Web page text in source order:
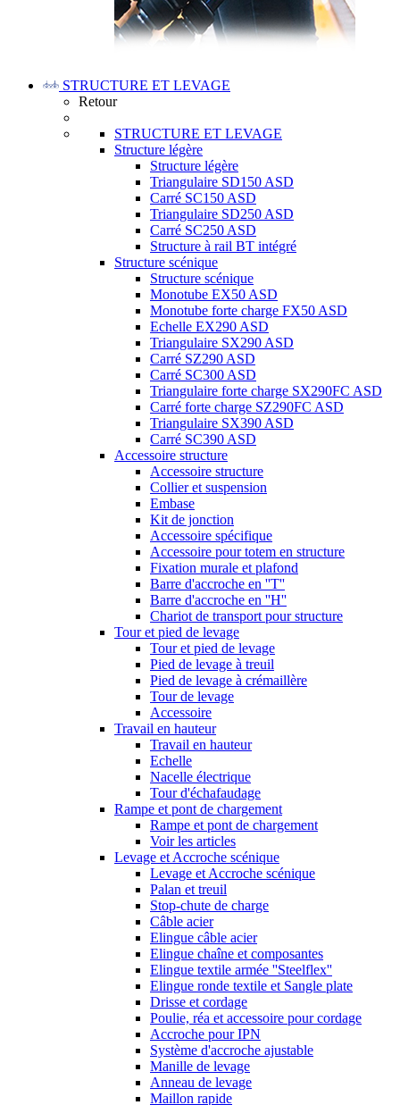
STRUCTURE ET LEVAGE
Retour
STRUCTURE ET LEVAGE
Structure légère
Structure légère
Triangulaire SD150 ASD
Carré SC150 ASD
Triangulaire SD250 ASD
Carré SC250 ASD
Structure à rail BT intégré
Structure scénique
Structure scénique
Monotube EX50 ASD
Monotube forte charge FX50 ASD
Echelle EX290 ASD
Triangulaire SX290 ASD
Carré SZ290 ASD
Carré SC300 ASD
Triangulaire forte charge SX290FC ASD
Carré forte charge SZ290FC ASD
Triangulaire SX390 ASD
Carré SC390 ASD
Accessoire structure
Accessoire structure
Collier et suspension
Embase
Kit de jonction
Accessoire spécifique
Accessoire pour totem en structure
Fixation murale et plafond
Barre d'accroche en ''T''
Barre d'accroche en ''H''
Chariot de transport pour structure
Tour et pied de levage
Tour et pied de levage
Pied de levage à treuil
Pied de levage à crémaillère
Tour de levage
Accessoire
Travail en hauteur
Travail en hauteur
Echelle
Nacelle électrique
Tour d'échafaudage
Rampe et pont de chargement
Rampe et pont de chargement
Voir les articles
Levage et Accroche scénique
Levage et Accroche scénique
Palan et treuil
Stop-chute de charge
Câble acier
Elingue câble acier
Elingue chaîne et composantes
Elingue textile armée ''Steelflex''
Elingue ronde textile et Sangle plate
Drisse et cordage
Poulie, réa et accessoire pour cordage
Accroche pour IPN
Système d'accroche ajustable
Manille de levage
Anneau de levage
Maillon rapide